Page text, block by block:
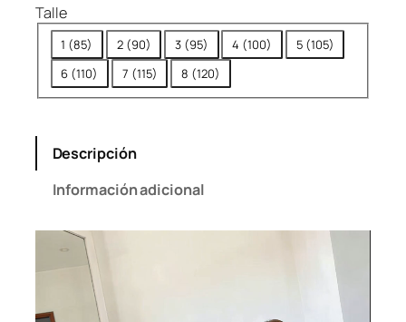
Talle
1 (85) 2 (90) 3 (95) 4 (100)
5 (105)
6 (110)
7 (115) 8 (120)
Descripción
Información adicional
Reproductor